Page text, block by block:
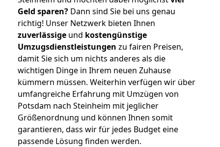
Geld sparen? Dann sind Sie bei uns genau
richtig! Unser Netzwerk bieten Ihnen
zuverlässige und kostengünstige
Umzugsdienstleistungen zu fairen Preisen,
damit Sie sich um nichts anderes als die
wichtigen Dinge in Ihrem neuen Zuhause
kümmern müssen. Weiterhin verfügen wir über
umfangreiche Erfahrung mit Umzügen von
Potsdam nach Steinheim mit jeglicher
Größenordnung und können Ihnen somit
garantieren, dass wir für jedes Budget eine
passende Lösung finden werden.